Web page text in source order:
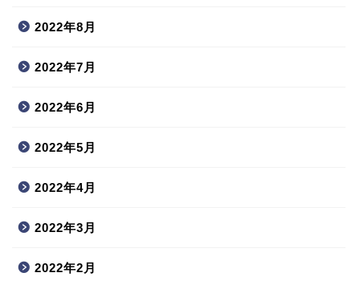
2022年8月
2022年7月
2022年6月
2022年5月
2022年4月
2022年3月
2022年2月